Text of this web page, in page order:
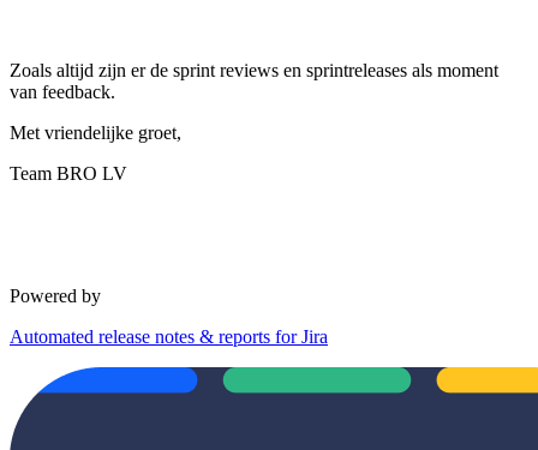
Zoals altijd zijn er de sprint reviews en sprintreleases als moment
van feedback.
Met vriendelijke groet,
Team BRO LV
Powered by
Automated release notes & reports for Jira